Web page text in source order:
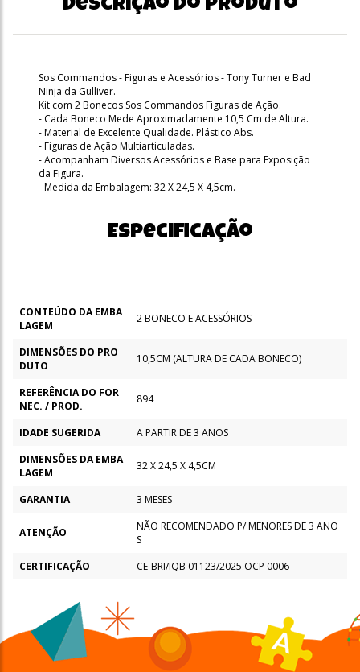
Descrição do produto
Sos Commandos - Figuras e Acessórios - Tony Turner e Bad
Ninja da Gulliver.
Kit com 2 Bonecos Sos Commandos Figuras de Ação.
- Cada Boneco Mede Aproximadamente 10,5 Cm de Altura.
- Material de Excelente Qualidade. Plástico Abs.
- Figuras de Ação Multiarticuladas.
- Acompanham Diversos Acessórios e Base para Exposição
da Figura.
- Medida da Embalagem: 32 X 24,5 X 4,5cm.
Especificação
CONTEÚDO DA EMBA
LAGEM
2 BONECO E ACESSÓRIOS
DIMENSÕES DO PRO
DUTO
10,5CM (ALTURA DE CADA BONECO)
REFERÊNCIA DO FOR
NEC. / PROD.
894
IDADE SUGERIDA
A PARTIR DE 3 ANOS
DIMENSÕES DA EMBA
LAGEM
32 X 24,5 X 4,5CM
GARANTIA 3 MESES
ATENÇÃO
NÃO RECOMENDADO P/ MENORES DE 3 ANO
S
CERTIFICAÇÃO
CE-BRI/IQB 01123/2025 OCP 0006